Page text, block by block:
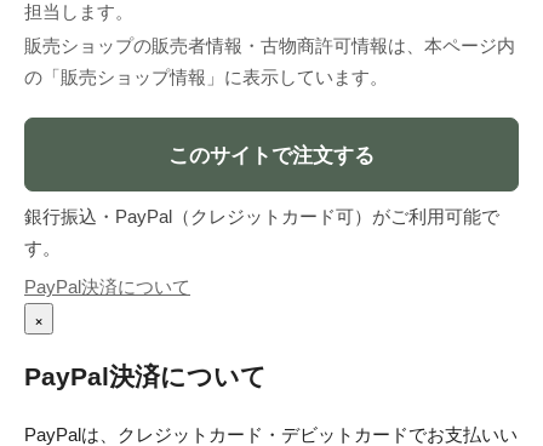
担当します。
販売ショップの販売者情報・古物商許可情報は、本ページ内
の「販売ショップ情報」に表示しています。
このサイトで注文する
銀行振込・PayPal（クレジットカード可）がご利用可能で
す。
PayPal決済について
×
PayPal決済について
PayPalは、クレジットカード・デビットカードでお支払いい